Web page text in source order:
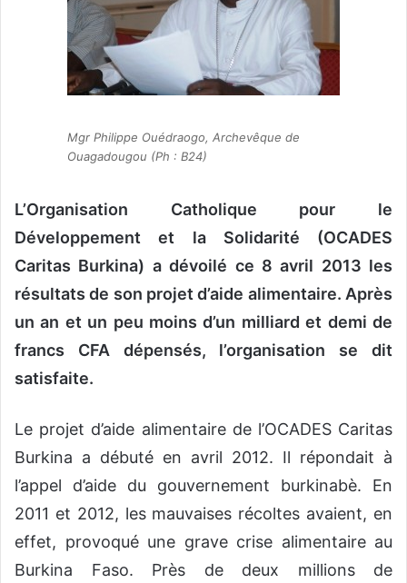
r
n
c
o
r
r
Mgr Philippe Ouédraogo, Archevêque de
Ouagadougou (Ph : B24)
L’Organisation Catholique pour le
Développement et la Solidarité (OCADES
Caritas Burkina) a dévoilé ce 8 avril 2013 les
résultats de son projet d’aide alimentaire. Après
un an et un peu moins d’un milliard et demi de
francs CFA dépensés, l’organisation se dit
satisfaite.
Le projet d’aide alimentaire de l’OCADES Caritas
Burkina a débuté en avril 2012. Il répondait à
l’appel d’aide du gouvernement burkinabè. En
2011 et 2012, les mauvaises récoltes avaient, en
effet, provoqué une grave crise alimentaire au
Burkina Faso. Près de deux millions de